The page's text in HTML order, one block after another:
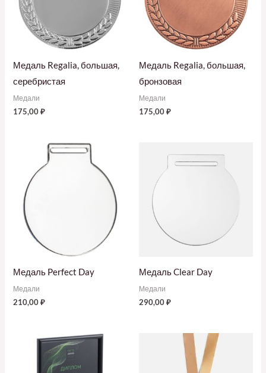
Медаль Regalia, большая,
серебристая
Медали
175,00₽
Медаль Regalia, большая,
бронзовая
Медали
175,00₽
Медаль Perfect Day
Медали
210,00₽
Медаль Clear Day
Медали
290,00₽